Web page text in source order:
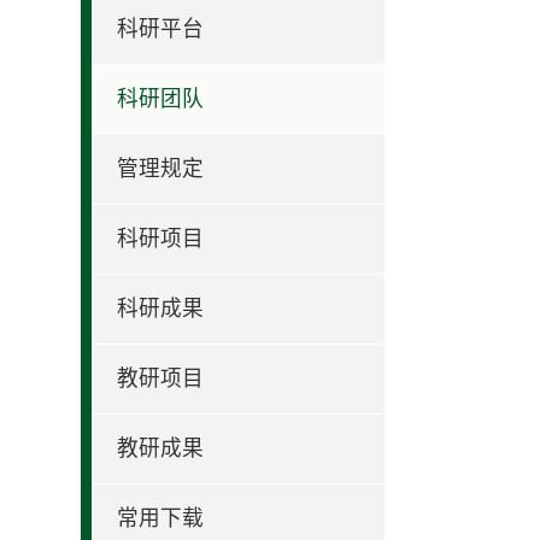
科研平台
科研团队
管理规定
科研项目
科研成果
教研项目
教研成果
常用下载